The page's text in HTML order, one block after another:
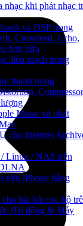
nhạc khi phát nhạc
và DSP trong
Crossfeed, Echo,
hơn nữa
liền mạch trong
thanh trong
lượng
Music và phát
cho Internet
/ Linux / NAS trên
trên iPhone bằng
bài hát cục bộ
(Di động & Máy